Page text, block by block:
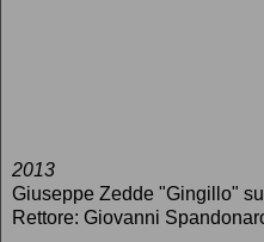
2013
Giuseppe Zedde "Gingillo"
Rettore: Giovanni